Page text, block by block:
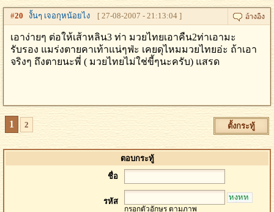
#20 งั้นๆ เจอกุหน้อยไง [ 27-08-2007 - 21:13:04 ]
เอาง่ายๆ ต่อให้เส้าหลิน3 ท่า มวยไทยเอาคืน2ท่าเอามะ
รับรอง แมร่งตายคาเท้าแน่ๆฟ่ะ เคยดุไหมมวยไทยอ่ะ ถ้าเอา
จริงๆ ถึงตายนะพี่ ( มวยไทยไม่ใช่ขี้ๆนะครับ) แสรด
1 2 ตั้งกระทู้
ตอบกระทู้
ชื่อ
รหัส
กรอกตัวอักษร ตามภาพ